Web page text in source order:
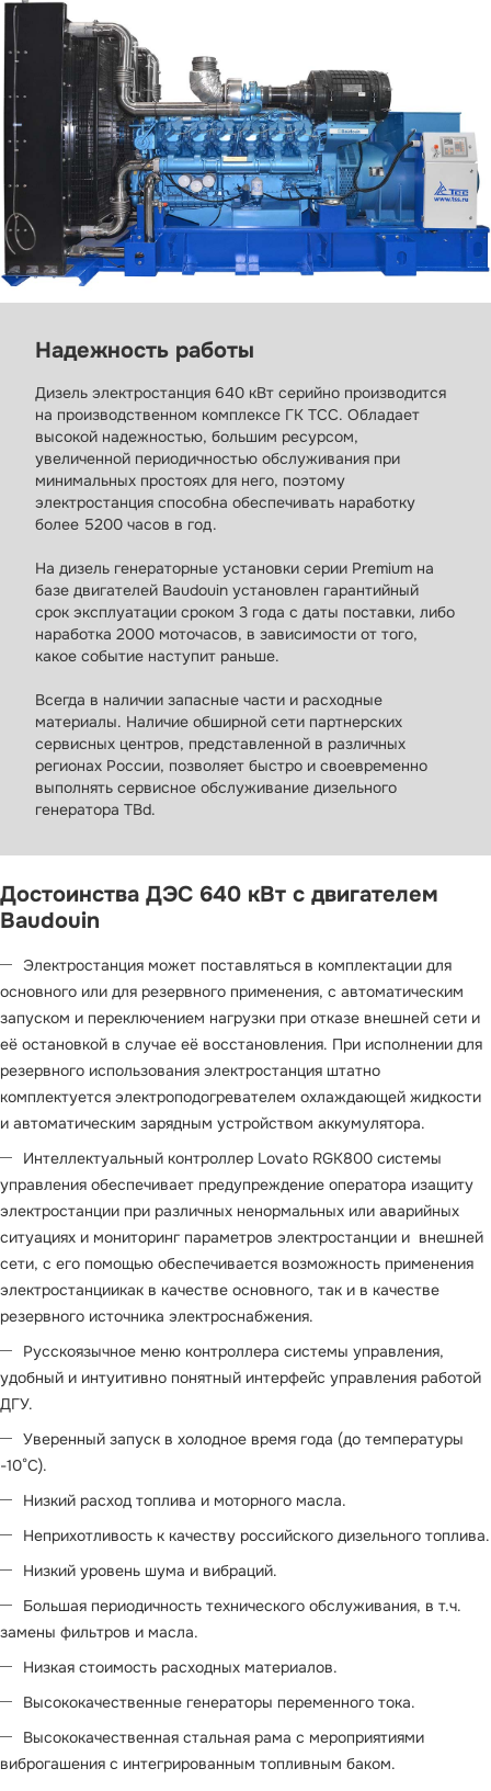
Надежность работы
Дизель электростанция 640 кВт серийно производится
на производственном комплексе ГК ТСС. Обладает
высокой надежностью, большим ресурсом,
увеличенной периодичностью обслуживания при
минимальных простоях для него, поэтому
электростанция способна обеспечивать наработку
болеe 5200 часов в год.
На дизель генераторные установки серии Premium на
базе двигателей Baudouin установлен гарантийный
срок эксплуатации сроком 3 года с даты поставки, либо
наработка 2000 моточасов, в зависимости от того,
какое событие наступит раньше.
Всегда в наличии запасные части и расходные
материалы. Наличие обширной сети партнерских
сервисных центров, представленной в различных
регионах России, позволяет быстро и своевременно
выполнять сервисное обслуживание дизельного
генератора TBd.
Достоинства ДЭС 640 кВт с двигателем
Baudouin
Электростанция может поставляться в комплектации для
основного или для резервного применения, с автоматическим
запуском и переключением нагрузки при отказе внешней сети и
её остановкой в случае её восстановления. При исполнении для
резервного использования электростанция штатно
комплектуется электроподогревателем охлаждающей жидкости
и автоматическим зарядным устройством аккумулятора.
Интеллектуальный контроллер Lovato RGK800 системы
управления обеспечивает предупреждение оператора изащиту
электростанции при различных ненормальных или аварийных
ситуациях и мониторинг параметров электростанции и внешней
сети, с его помощью обеспечивается возможность применения
электростанциикак в качестве основного, так и в качестве
резервного источника электроснабжения.
Русскоязычное меню контроллера системы управления,
удобный и интуитивно понятный интерфейс управления работой
ДГУ.
Уверенный запуск в холодное время года (до температуры
-10°С).
Низкий расход топлива и моторного масла.
Неприхотливость к качеству российского дизельного топлива.
Низкий уровень шума и вибраций.
Большая периодичность технического обслуживания, в т.ч.
замены фильтров и масла.
Низкая стоимость расходных материалов.
Высококачественные генераторы переменного тока.
Высококачественная стальная рама с мероприятиями
виброгашения с интегрированным топливным баком.